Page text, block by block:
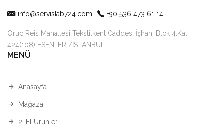
info@servislab724.com +90 536 473 61 14
Oruç Reis Mahallesi Tekstilkent Caddesi İşhanı Blok 4.Kat
424(108) ESENLER /İSTANBUL
MENÜ
Anasayfa
Mağaza
2. El Ürünler